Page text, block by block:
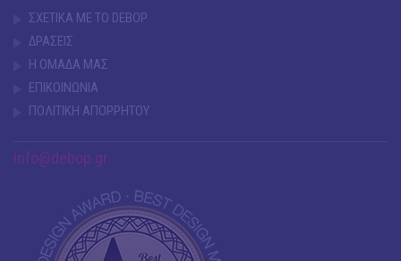
ΣΧΕΤΙΚΑ ΜΕ ΤΟ DEBOP
ΔΡΑΣΕΙΣ
Η ΟΜΑΔΑ ΜΑΣ
ΕΠΙΚΟΙΝΩΝΙΑ
ΠΟΛΙΤΙΚΗ ΑΠΟΡΡΗΤΟΥ
info@debop.gr